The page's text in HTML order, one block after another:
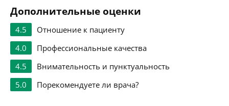
Дополнительные оценки
4.5
Отношение к пациенту
4.0
Профессиональные качества
4.5
Внимательность и пунктуальность
5.0
Порекомендуете ли врача?